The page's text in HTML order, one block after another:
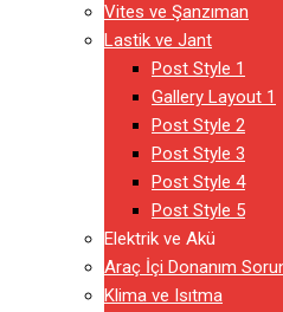
Vites ve Şanzıman
Lastik ve Jant
Post Style 1
Gallery Layout 1
Post Style 2
Post Style 3
Post Style 4
Post Style 5
Elektrik ve Akü
Araç İçi Donanım
Klima ve Isıtma